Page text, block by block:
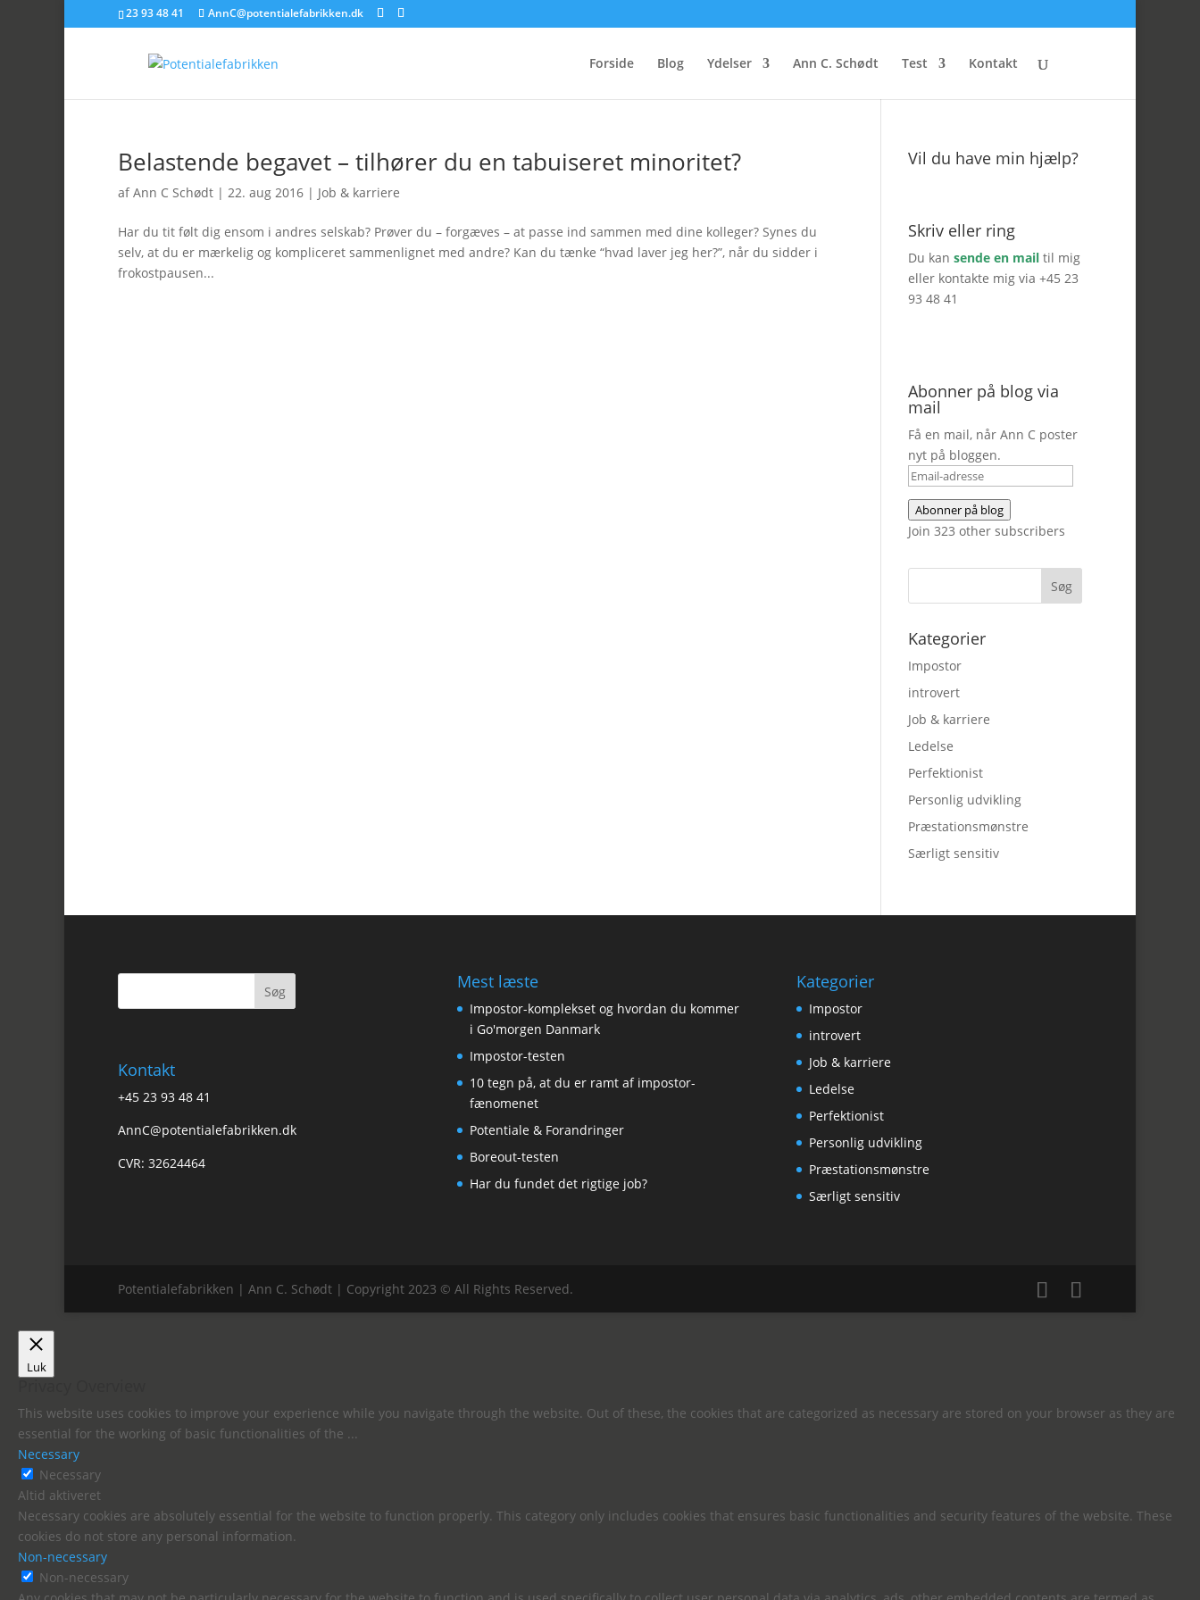
23 93 48 41 AnnC@potentialefabrikken.dk
Forside Blog Ydelser Ann C. Schødt Test Kontakt
Belastende begavet – tilhører du en tabuiseret minoritet?
afAnn C Schødt | 22. aug 2016 | Job & karriere
Har du tit følt dig ensom i andres selskab? Prøver du – forgæves – at passe ind sammen med dine kolleger? Synes du
selv, at du er mærkelig og kompliceret sammenlignet med andre? Kan du tænke “hvad laver jeg her?”, når du sidder i
frokostpausen...
Vil du have min hjælp?
Skriv eller ring
Du kan sende en mail til mig
eller kontakte mig via +45 23
93 48 41
Abonner på blog via
mail
Få en mail, når Ann C poster
nyt på bloggen.
Email-
adresse
Abonner på blog
Join 323 other subscribers
Kategorier
Impostor
introvert
Job & karriere
Ledelse
Perfektionist
Personlig udvikling
Præstationsmønstre
Særligt sensitiv
Kontakt
+45 23 93 48 41
AnnC@potentialefabrikken.dk
CVR: 32624464
Mest læste
Impostor-komplekset og hvordan du kommer
i Go'morgen Danmark
Impostor-testen
10 tegn på, at du er ramt af impostor-
fænomenet
Potentiale & Forandringer
Boreout-testen
Har du fundet det rigtige job?
Kategorier
Impostor
introvert
Job & karriere
Ledelse
Perfektionist
Personlig udvikling
Præstationsmønstre
Særligt sensitiv
Potentialefabrikken | Ann C. Schødt | Copyright 2023 © All Rights Reserved.
Luk
This website uses cookies to improve your experience while you navigate through the website. Out of these, the cookies that are categorized as necessary are stored on your browser as they are
essential for the working of basic functionalities of the ...
Necessary
Necessary
Altid aktiveret
Necessary cookies are absolutely essential for the website to function properly. This category only includes cookies that ensures basic functionalities and security features of the website. These
cookies do not store any personal information.
Non-necessary
Non-necessary